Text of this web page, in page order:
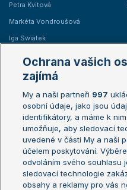
Petra Kvitová
Markéta Vondroušová
Iga Swiatek
Žebříčky
Žebříček ATP (muži)
Žebříček WTA (ženy)
Sázkařský žebříček
Ochrana vašich
zajímá
My a naši partneři 997
osobní údaje, jako jsou
identifikátory, a máme k
umožňuje, aby sledovací
uvedené v části My a naši
účelem poskytování.
odvoláním svého souhlasu
sledovací technologie
obsahy a reklamy pro vás